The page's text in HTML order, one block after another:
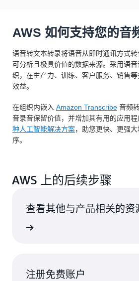
AWS 如何支持您的音
语音转文本转录将语音从即时通讯方式转
可分析且极具价值的数据来源。采用语
织，在生产力、训练、客户服务、销售
效益。
在组织内嵌入 Amazon Transcribe 音频
音录音保留价值，并增加其有用的应用程
种人工智能解决方案，助您更快、更强
序。
AWS 上的后续步骤
查看其他与产品相关的资
注册免费账户